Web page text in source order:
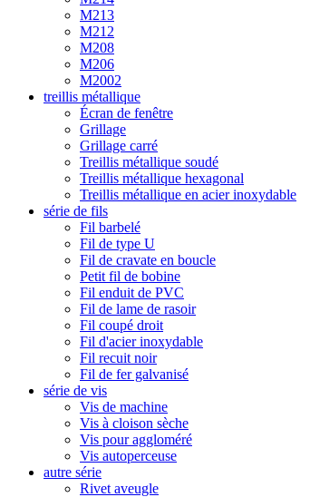
M213
M212
M208
M206
M2002
treillis métallique
Écran de fenêtre
Grillage
Grillage carré
Treillis métallique soudé
Treillis métallique hexagonal
Treillis métallique en acier inoxydable
série de fils
Fil barbelé
Fil de type U
Fil de cravate en boucle
Petit fil de bobine
Fil enduit de PVC
Fil de lame de rasoir
Fil coupé droit
Fil d'acier inoxydable
Fil recuit noir
Fil de fer galvanisé
série de vis
Vis de machine
Vis à cloison sèche
Vis pour aggloméré
Vis autoperceuse
autre série
Rivet aveugle